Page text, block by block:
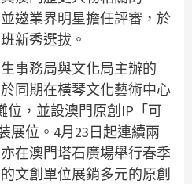
邀業界明星擔任評審，於
新秀選拔。
事務局與文化局主辦的
同期在橫琴文化藝術中心
位，並設澳門原創IP「可
展位。4月23日起連續兩
在澳門塔石廣場舉行春季
文創單位展銷多元的原創